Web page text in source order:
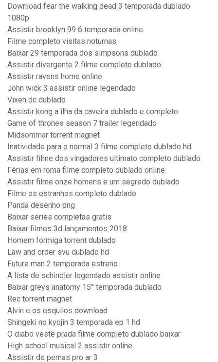
Download fear the walking dead 3 temporada dublado
1080p
Assistir brooklyn 99 6 temporada online
Filme completo visitas noturnas
Baixar 29 temporada dos simpsons dublado
Assistir divergente 2 filme completo dublado
Assistir ravens home online
John wick 3 assistir online legendado
Vixen dc dublado
Assistir kong a ilha da caveira dublado e completo
Game of thrones season 7 trailer legendado
Midsommar torrent magnet
Inatividade para o normal 3 filme completo dublado hd
Assistir filme dos vingadores ultimato completo dublado
Férias em roma filme completo dublado online
Assistir filme onze homens e um segredo dublado
Filme os estranhos completo dublado
Panda desenho png
Baixar series completas gratis
Baixar filmes 3d lançamentos 2018
Homem formiga torrent dublado
Law and order svu dublado hd
Future man 2 temporada estreno
A lista de schindler legendado assistir online
Baixar greys anatomy 15° temporada dublado
Rec torrent magnet
Alvin e os esquilos download
Shingeki no kyojin 3 temporada ep 1 hd
O diabo veste prada filme completo dublado baixar
High school musical 2 assistir online
Assistir de pernas pro ar 3